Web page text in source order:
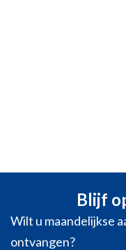
Blijf
Wilt u maandelijkse
ontvangen?